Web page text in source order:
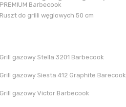
PREMIUM Barbecook
Ruszt do grilli węglowych 50 cm
Grill gazowy Stella 3201 Barbecook
Grill gazowy Siesta 412 Graphite Barecook
Grill gazowy Victor Barbecook